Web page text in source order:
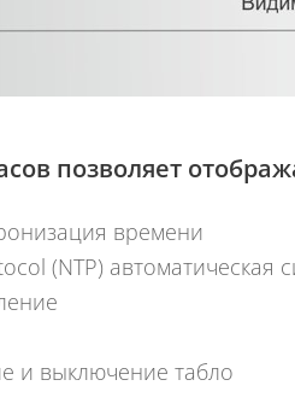
позволяет
времени
(NTP) автоматическая
и выключение табло